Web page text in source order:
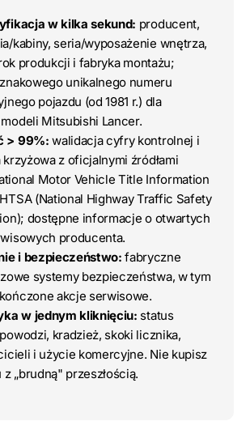
w kilka sekund: producent,
kabiny, seria/wyposażenie wnętrza,
produkcji i fabryka montażu;
znakowego unikalnego numeru
pojazdu (od 1981 r.) dla
Mitsubishi Lancer.
> 99%: walidacja cyfry kontrolnej i
z oficjalnymi źródłami
Motor Vehicle Title Information
(National Highway Traffic Safety
dostępne informacje o otwartych
producenta.
i bezpieczeństwo: fabryczne
systemy bezpieczeństwa, w tym
akcje serwisowe.
w jednym kliknięciu: status
kradzież, skoki licznika,
i użycie komercyjne. Nie kupisz
„brudną" przeszłością.